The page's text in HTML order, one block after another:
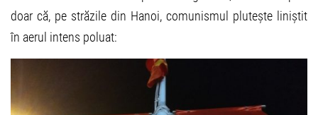
doar că, pe străzile din Hanoi, comunismul plutește liniștit
în aerul intens poluat: